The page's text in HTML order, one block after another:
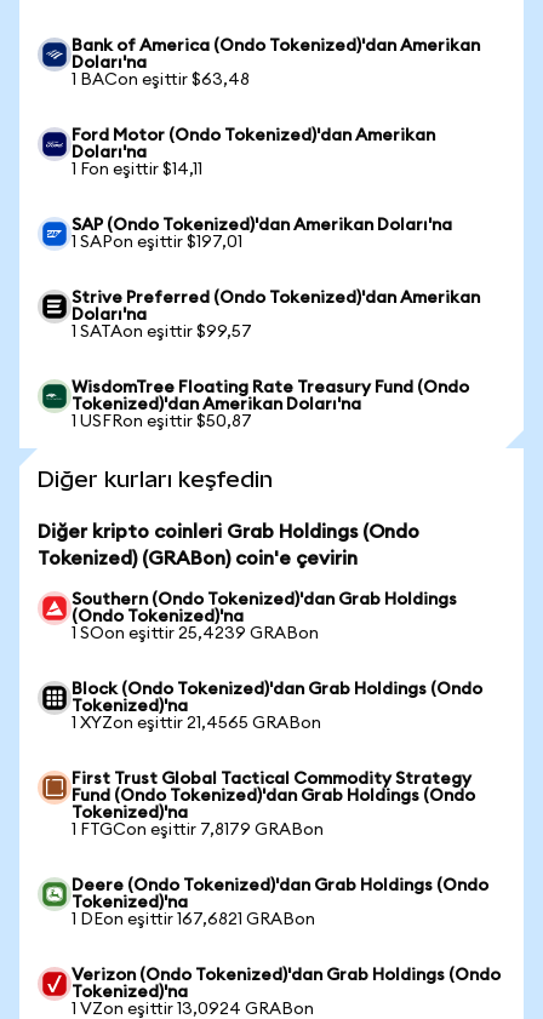
Bank of America (Ondo Tokenized)'dan Amerikan
Doları'na
1 BACon eşittir $63,48
Ford Motor (Ondo Tokenized)'dan Amerikan
Doları'na
1 Fon eşittir $14,11
SAP (Ondo Tokenized)'dan Amerikan Doları'na
1 SAPon eşittir $197,01
Strive Preferred (Ondo Tokenized)'dan Amerikan
Doları'na
1 SATAon eşittir $99,57
WisdomTree Floating Rate Treasury Fund (Ondo
Tokenized)'dan Amerikan Doları'na
1 USFRon eşittir $50,87
Diğer kurları keşfedin
Diğer kripto coinleri Grab Holdings (Ondo
Tokenized) (GRABon) coin'e çevirin
Southern (Ondo Tokenized)'dan Grab Holdings
(Ondo Tokenized)'na
1 SOon eşittir 25,4239 GRABon
Block (Ondo Tokenized)'dan Grab Holdings (Ondo
Tokenized)'na
1 XYZon eşittir 21,4565 GRABon
First Trust Global Tactical Commodity Strategy
Fund (Ondo Tokenized)'dan Grab Holdings (Ondo
Tokenized)'na
1 FTGCon eşittir 7,8179 GRABon
Deere (Ondo Tokenized)'dan Grab Holdings (Ondo
Tokenized)'na
1 DEon eşittir 167,6821 GRABon
Verizon (Ondo Tokenized)'dan Grab Holdings (Ondo
Tokenized)'na
1 VZon eşittir 13,0924 GRABon